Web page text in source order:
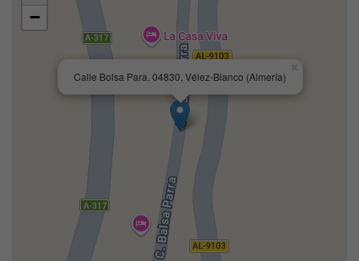
Calle Bolsa Para. 04830, Vélez-Blanco (Almería)
×
−